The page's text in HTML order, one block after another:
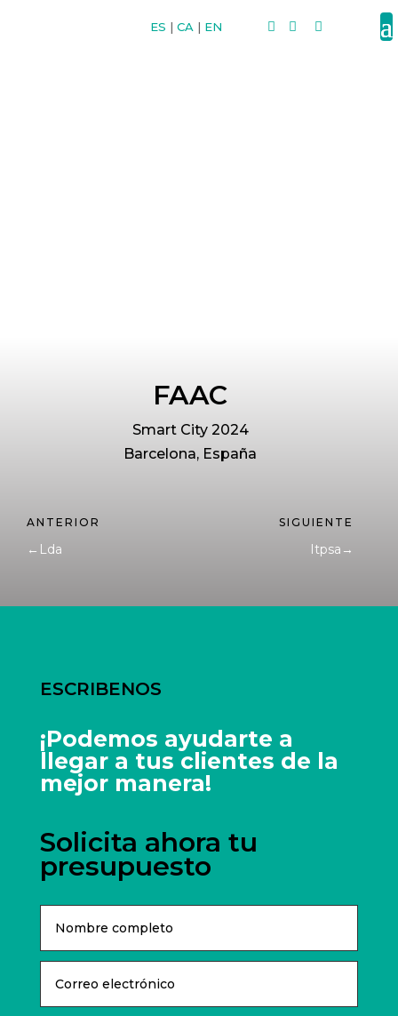
  
ES | CA | EN
FAAC
Smart City 2024
Barcelona, España
← Lda Itpsa →
ESCRIBENOS
¡Podemos ayudarte a
llegar a tus clientes de la
mejor manera!
Solicita ahora tu
presupuesto